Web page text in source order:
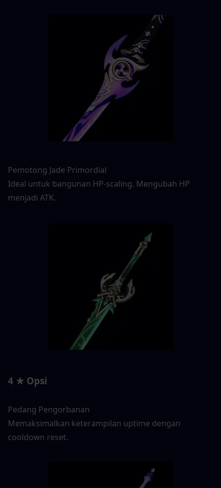
Pemotong Jade Primordial
Ideal untuk bangunan HP-scaling. Mengubah HP
menjadi ATK.
4 ★ Opsi
Pedang Pengorbanan
Memaksimalkan keterampilan uptime dengan
cooldown reset.